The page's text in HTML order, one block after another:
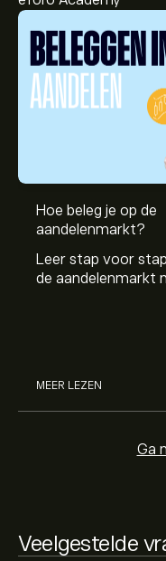
Hoe beleg je op de
aandelenmarkt?
Leer stap voor
de aandelenmarkt
MEER LEZEN
Ga
Veelgestelde
De huidige koers van
Het gemiddelde
Meld je aanbij eToro
verwachte groei.
De marktkapitalisatie